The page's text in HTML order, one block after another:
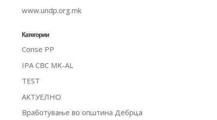
www.undp.org.mk
Категории
Conse PP
IPA CBC MK-AL
TEST
АКТУЕЛНО
Вработување во општина Дебрца